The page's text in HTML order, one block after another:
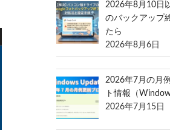
2026年8月10日
のバックアップ
たら
2026年8月6日
2026年7月の月
ト情報（
2026年7月15日